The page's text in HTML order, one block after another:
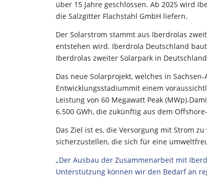
über 15 Jahre geschlossen. Ab 2025 wird
die Salzgitter Flachstahl GmbH liefern.
Der Solarstrom stammt aus Iberdrolas
entstehen wird. Iberdrola Deutschland
Iberdrolas zweiter Solarpark in Deutschland
Das neue Solarprojekt, welches in
Entwicklungsstadiummit einem
Leistung von 60 Megawatt Peak
6.500 GWh, die zukünftig aus dem
Das Ziel ist es, die Versorgung mit Strom
sicherzustellen, die sich für eine
„Der Ausbau der Zusammenarbeit mit
Unterstützung können wir den Bedarf an